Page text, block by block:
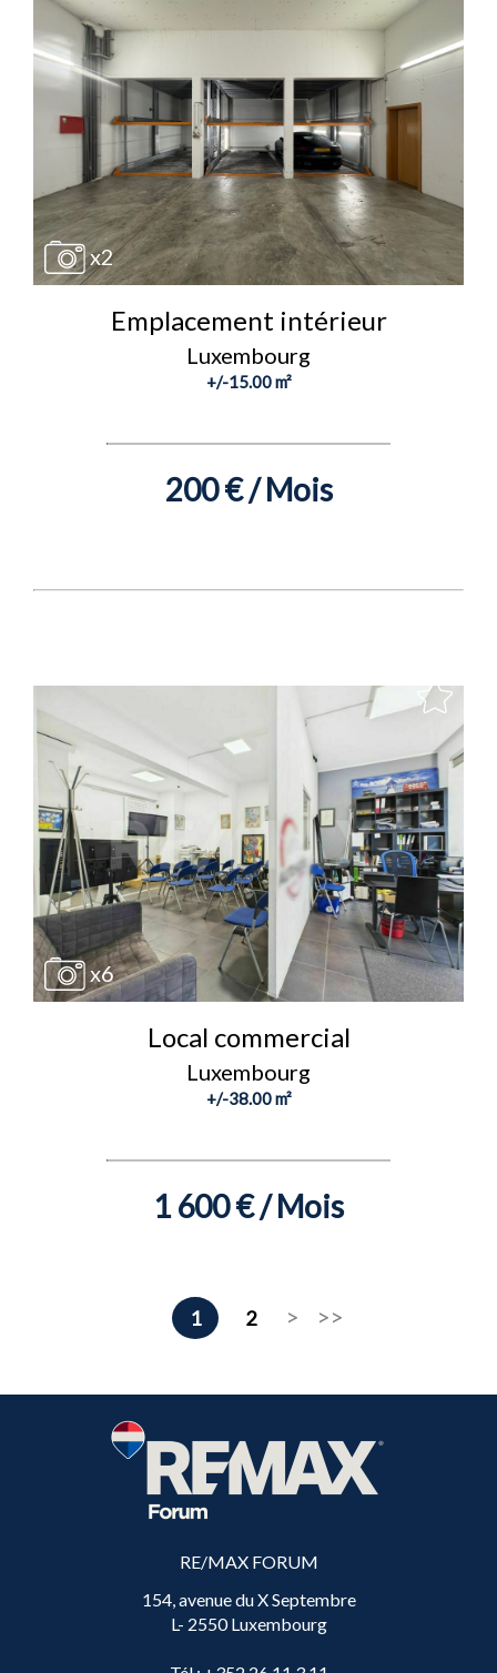
x2
Emplacement intérieur
Luxembourg
+/-15.00 m²
200 € / Mois
x6
Local commercial
Luxembourg
+/-38.00 m²
1 600 € / Mois
1 2
RE/MAX FORUM
154, avenue du X Septembre
L- 2550 Luxembourg